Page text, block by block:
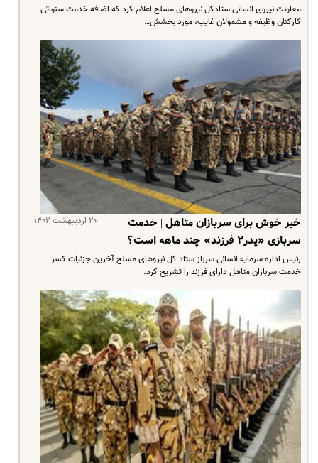
معاونت نیروی انسانی ستادکل نیروهای مسلح اعلام کرد که اضافه خدمت سنواتی
کارکنان وظیفه و مشمولان غایب، مورد بخشش…
۲۰ اردیبهشت ۱۴۰۲
خبر خوش برای سربازان متاهل | خدمت
سربازی «پدر۲ فرزند» چند ماهه است؟
رئیس اداره سرمایه انسانی سرباز ستاد کل نیروهای مسلح آخرین جزئیات کسر
خدمت سربازان متاهل دارای فرزند را تشریح کرد.